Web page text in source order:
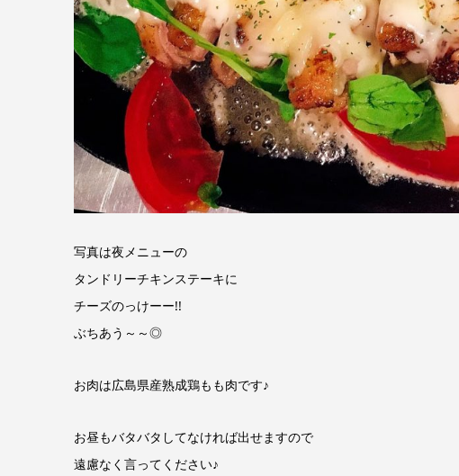
写真は夜メニューの
タンドリーチキンステーキに
チーズのっけーー!!
ぶちあう～～◎
お肉は広島県産熟成鶏もも肉です♪
お昼もバタバタしてなければ出せますので
遠慮なく言ってください♪